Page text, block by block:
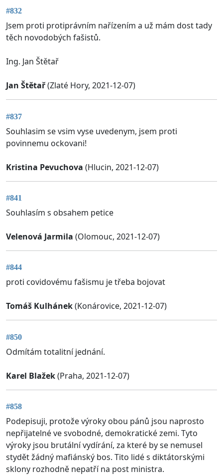
#832
Jsem proti protiprávním nařízením a už mám dost tady
těch novodobých fašistů.
Ing. Jan Štětař
Jan Štětař(Zlaté Hory, 2021-12-07)
#837
Souhlasim se vsim vyse uvedenym, jsem proti
povinnemu ockovani!
Kristina Pevuchova (Hlucin, 2021-12-07)
#841
Souhlasím s obsahem petice
Velenová Jarmila (Olomouc, 2021-12-07)
#844
proti covidovému fašismu je třeba bojovat
Tomáš Kulhánek(Konárovice, 2021-12-07)
#850
Odmítám totalitní jednání.
Karel Blažek(Praha, 2021-12-07)
#858
Podepisuji, protože výroky obou pánů jsou naprosto
nepřijatelné ve svobodné, demokratické zemi. Tyto
výroky jsou brutální vydírání, za které by se nemusel
stydět žádný mafiánský bos. Tito lidé s diktátorskými
sklony rozhodně nepatří na post ministra.